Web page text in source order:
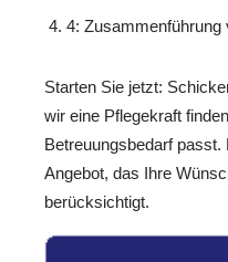
4: Zusammenführung
Starten Sie jetzt:
wir eine Pflegekraft
Betreuungsbedarf passt.
Angebot, das Ihre
berücksichtigt.